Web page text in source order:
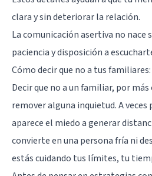
clara y sin deteriorar la relación.
La comunicación asertiva no nace
paciencia y disposición a
Cómo decir que no a tus
Decir que no a un familiar, por
remover alguna inquietud. A veces
aparece el miedo a generar
convierte en una persona fría ni
estás cuidando tus límites, tu